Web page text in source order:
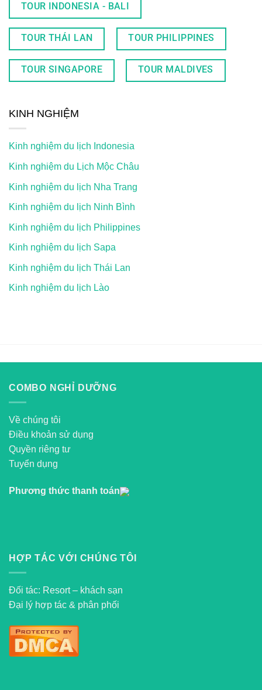
TOUR INDONESIA - BALI
TOUR THÁI LAN TOUR PHILIPPINES
TOUR SINGAPORE TOUR MALDIVES
KINH NGHIỆM
Kinh nghiệm du lịch Indonesia
Kinh nghiệm du Lịch Mộc Châu
Kinh nghiệm du lịch Nha Trang
Kinh nghiệm du lịch Ninh Bình
Kinh nghiệm du lịch Philippines
Kinh nghiệm du lịch Sapa
Kinh nghiệm du lịch Thái Lan
Kinh nghiệm du lịch Lào
COMBO NGHỈ DƯỠNG
Về chúng tôi
Điều khoản sử dụng
Quyền riêng tư
Tuyển dụng
Phương thức thanh toán
HỢP TÁC VỚI CHÚNG TÔI
Đối tác: Resort – khách sạn
Đại lý hợp tác & phân phối